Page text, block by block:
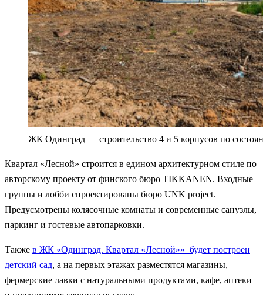
ЖК Одинград — строительство 4 и 5 корпусов по
Квартал «Лесной» строится в едином архитектурном стиле по
авторскому проекту от финского бюро TIKKANEN. Входные
группы и лобби спроектированы бюро UNK project.
Предусмотрены колясочные комнаты и современные санузлы,
паркинг и гостевые автопарковки.
Также в ЖК «Одинград. Квартал «Лесной»» будет построен
детский сад, а на первых этажах разместятся магазины,
фермерские лавки с натуральными продуктами, кафе, аптеки